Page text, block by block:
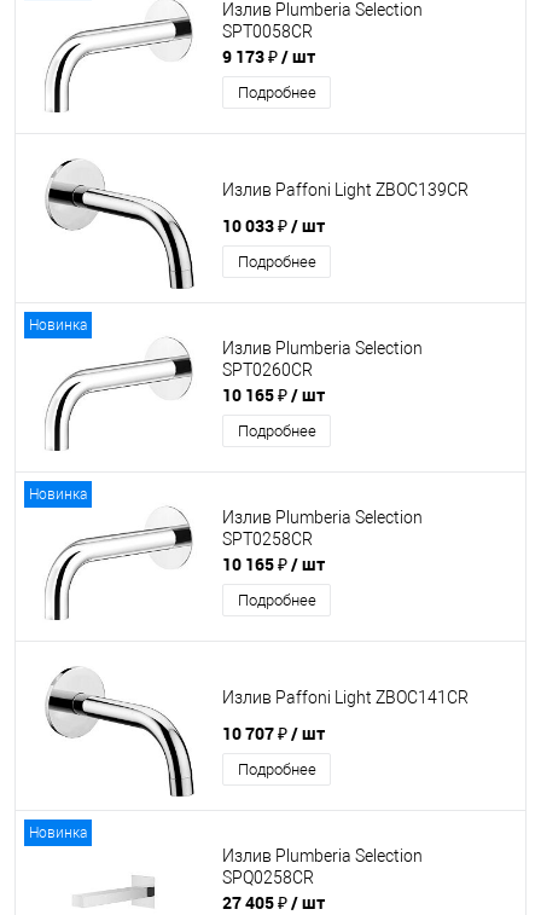
Излив Plumberia Selection
SPT0058CR
9 173 ₽/ шт
Подробнее
Излив Paffoni Light ZBOC139CR
10 033 ₽/ шт
Подробнее
Новинка
Излив Plumberia Selection
SPT0260CR
10 165 ₽/ шт
Подробнее
Новинка
Излив Plumberia Selection
SPT0258CR
10 165 ₽/ шт
Подробнее
Излив Paffoni Light ZBOC141CR
10 707 ₽/ шт
Подробнее
Новинка
Излив Plumberia Selection
SPQ0258CR
27 405 ₽/ шт